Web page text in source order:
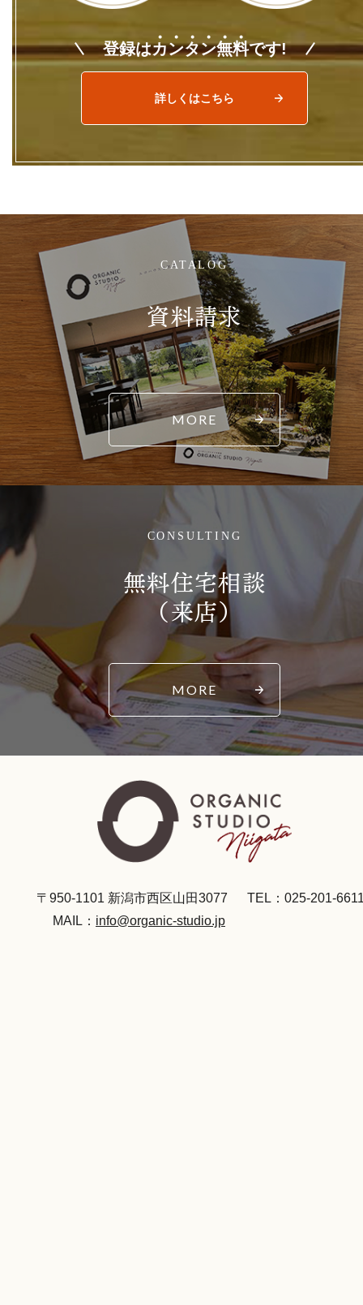
登録はカンタン無料です!
詳しくはこちら
CATALOG
資料請求
MORE
CONSULTING
無料住宅相談
（来店）
MORE
〒950-1101 新潟市西区山田3077
TEL：025-201-
MAIL： info@organic-studio.jp